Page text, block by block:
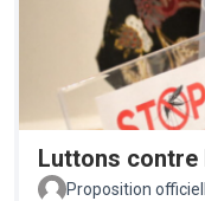
Luttons contre
Proposition